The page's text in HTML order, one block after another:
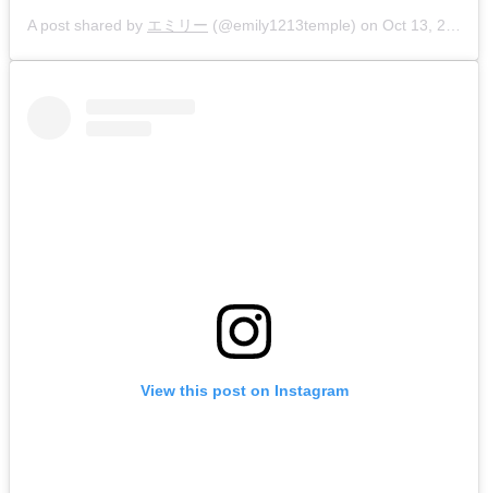
A post shared by エミリー (@emily1213temple) on Oct 13, 2019 at 12:12am PDT
View this post on Instagram